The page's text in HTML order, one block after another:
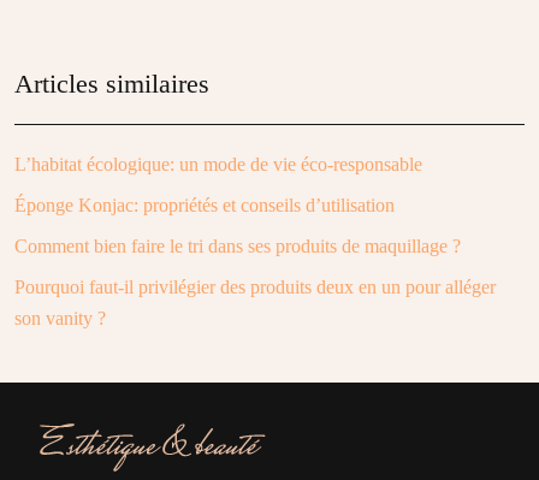
Articles similaires
L’habitat écologique: un mode de vie éco-responsable
Éponge Konjac: propriétés et conseils d’utilisation
Comment bien faire le tri dans ses produits de maquillage ?
Pourquoi faut-il privilégier des produits deux en un pour alléger
son vanity ?